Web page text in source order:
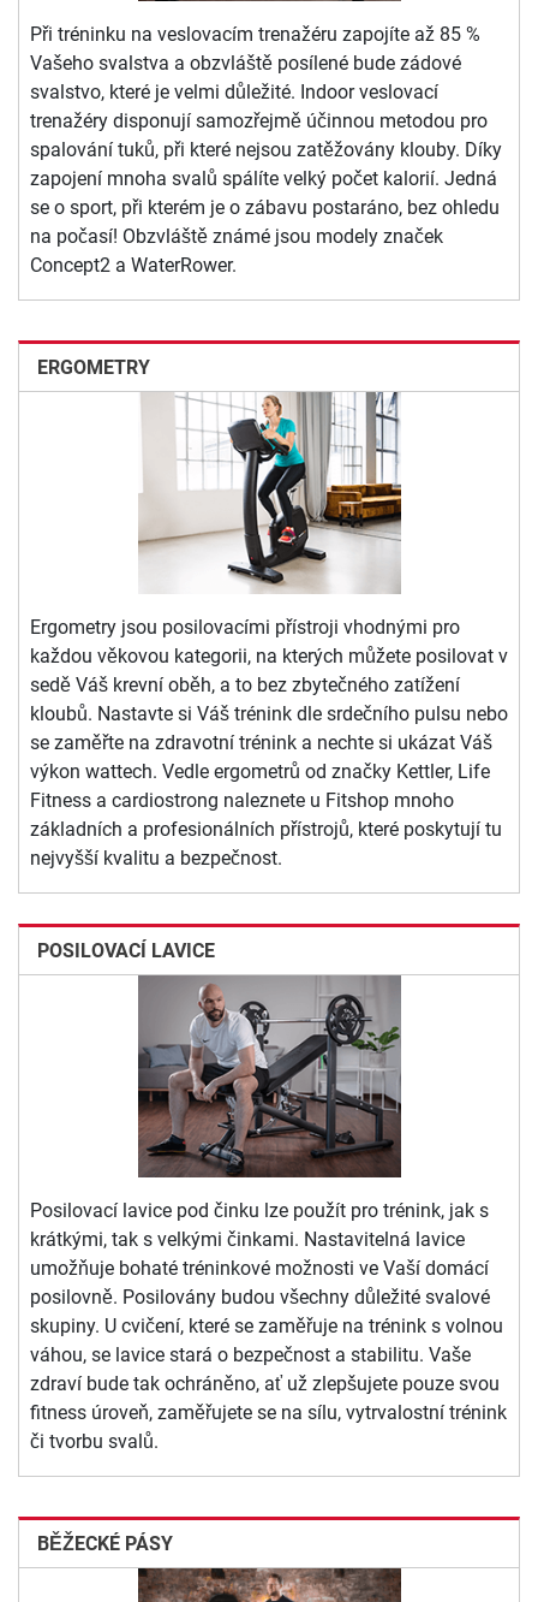
Při tréninku na veslovacím trenažéru zapojíte až 85 %
Vašeho svalstva a obzvláště posílené bude zádové
svalstvo, které je velmi důležité. Indoor veslovací
trenažéry disponují samozřejmě účinnou metodou pro
spalování tuků, při které nejsou zatěžovány klouby. Díky
zapojení mnoha svalů spálíte velký počet kalorií. Jedná
se o sport, při kterém je o zábavu postaráno, bez ohledu
na počasí! Obzvláště známé jsou modely značek
Concept2 a WaterRower.
ERGOMETRY
Ergometry jsou posilovacími přístroji vhodnými pro
každou věkovou kategorii, na kterých můžete posilovat v
sedě Váš krevní oběh, a to bez zbytečného zatížení
kloubů. Nastavte si Váš trénink dle srdečního pulsu nebo
se zaměřte na zdravotní trénink a nechte si ukázat Váš
výkon wattech. Vedle ergometrů od značky Kettler, Life
Fitness a cardiostrong naleznete u Fitshop mnoho
základních a profesionálních přístrojů, které poskytují tu
nejvyšší kvalitu a bezpečnost.
POSILOVACÍ LAVICE
Posilovací lavice pod činku lze použít pro trénink, jak s
krátkými, tak s velkými činkami. Nastavitelná lavice
umožňuje bohaté tréninkové možnosti ve Vaší domácí
posilovně. Posilovány budou všechny důležité svalové
skupiny. U cvičení, které se zaměřuje na trénink s volnou
váhou, se lavice stará o bezpečnost a stabilitu. Vaše
zdraví bude tak ochráněno, ať už zlepšujete pouze svou
fitness úroveň, zaměřujete se na sílu, vytrvalostní trénink
či tvorbu svalů.
BĚŽECKÉ PÁSY